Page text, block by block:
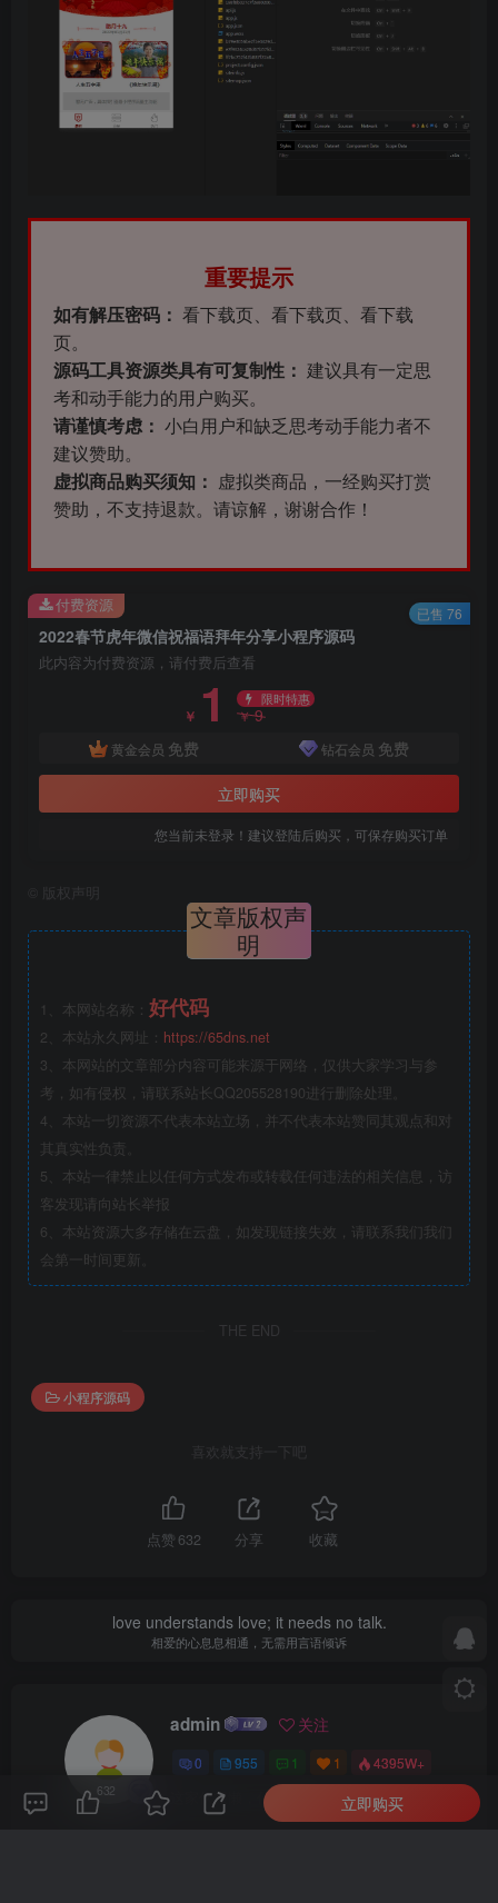
重要提示
如有解压密码： 看下载页、看下载页、看下载
页。
源码工具资源类具有可复制性：
建议具有一定思
考和动手能力的用户购买。
请谨慎考虑： 小白用户和缺乏思考动手能力者不
建议赞助。
虚拟商品购买须知：
虚拟类商品，一经购买打赏
赞助，不支持退款。请谅解，谢谢合作！
2022春节虎年微信祝福语拜年分享小程序源码
此内容为付费资源，请付费后查看
￥ 1 限时特惠
￥9
黄金会员 免费 钻石会员 免费
立即购买
您当前未登录！建议登陆后购买，可保存购买订单
付费资源 已售 76
版权声明
文章版权声
明
1、本网站名称： 好代码
2、本站永久网址： https://65dns.net
3、本网站的文章部分内容可能来源于网络，仅供大家学习与参
考，如有侵权，请联系站长QQ205528190进行删除处理。
4、本站一切资源不代表本站立场，并不代表本站赞同其观点和对
其真实性负责。
5、本站一律禁止以任何方式发布或转载任何违法的相关信息，访
客发现请向站长举报
6、本站资源大多存储在云盘，如发现链接失效，请联系我们我们
会第一时间更新。
THE END
小程序源码
喜欢就支持一下吧
点赞 632 分享 收藏
love understands love; it needs no talk.
相爱的心息息相通，无需用言语倾诉
admin 关注
0 955 1 1 4395W+
这家伙很懒，什么都没有写...
632
立即购买